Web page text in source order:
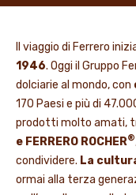
Il viaggio di Ferrero
1946. Oggi il Gruppo
dolciarie al mondo, con
170 Paesi e più di
prodotti molto amati,
e FERRERO ROCHER®
condividere. La
ormai alla terza